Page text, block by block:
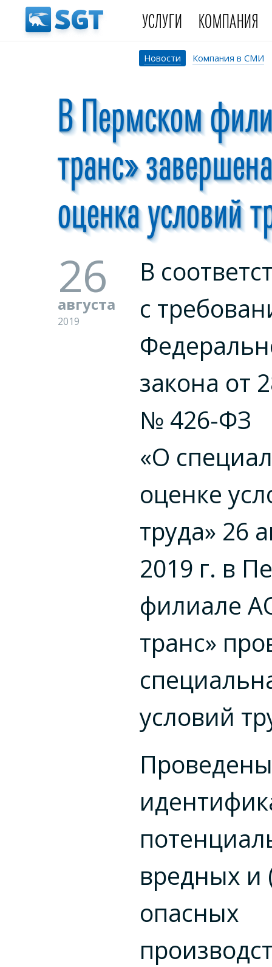
УСЛУГИ КОМПАНИЯ
Новости Компания в СМИ
В Пермском
транс»
оценка условий
26
августа
2019
В
с
закона от
№ 426-ФЗ
«О
оценке
труда» 26
2019 г. в
филиале
транс»
условий
Проведены
вредных и
опасных